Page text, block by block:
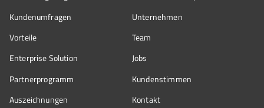
Kundenumfragen
Vorteile
Enterprise Solution
Partnerprogramm
Auszeichnungen
Unternehmen
Team
Jobs
Kundenstimmen
Kontakt